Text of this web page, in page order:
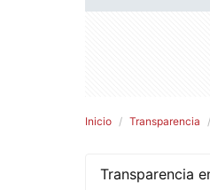
Inicio Transparencia
Transparencia